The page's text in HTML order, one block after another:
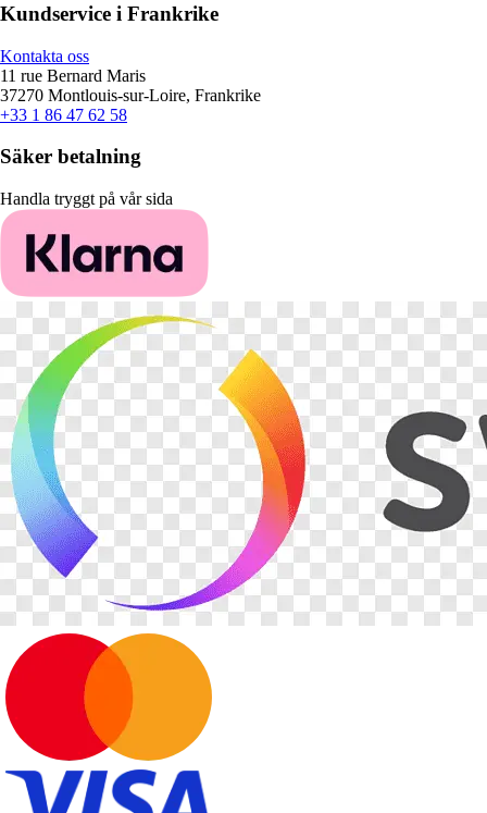
Kundservice i Frankrike
Kontakta oss
11 rue Bernard Maris
37270 Montlouis-sur-Loire, Frankrike
+33 1 86 47 62 58
Säker betalning
Handla tryggt på vår sida